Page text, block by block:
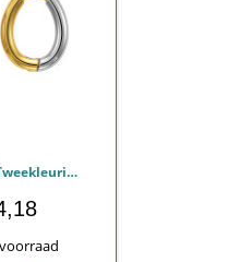
24,5 mm Tweekleurig Geplateerd - 316L chirurgisch roestvrij staal Oorbellen PCJW51292